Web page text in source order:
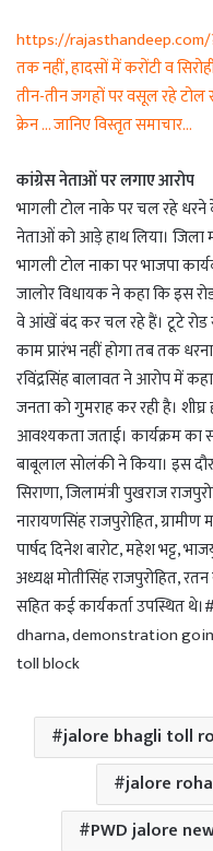
https://rajasthandeep.com/
तक नहीं, हादसों में करोंटी व
तीन-तीन जगहों पर वसूल रहे टोल
क्रेन … जानिए विस्तृत समाचार…
कांग्रेस नेताओं पर लगाए आरोप
भागली टोल नाके पर चल रहे धरने
नेताओं को आड़े हाथ लिया। जिला
भागली टोल नाका पर भाजपा
जालोर विधायक ने कहा कि इस
वे आंखें बंद कर चल रहे हैं। टूटे रोड
काम प्रारंभ नहीं होगा तब तक धरना
रविंद्रसिंह बालावत ने आरोप में
जनता को गुमराह कर रही है।
आवश्यकता जताई। कार्यक्रम का
बाबूलाल सोलंकी ने किया। इस
सिराणा, जिलामंत्री पुखराज
नारायणसिंह राजपुरोहित,
पार्षद दिनेश बारोट, महेश भट्ट,
अध्यक्ष मोतीसिंह राजपुरोहित,
सहित कई कार्यकर्ता उपस्थित
dharna, demonstration
toll block
jalore bhagli toll
jalore
PWD jalore